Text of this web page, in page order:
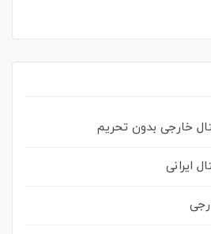
خارجی بدون تحریم
ایرانی